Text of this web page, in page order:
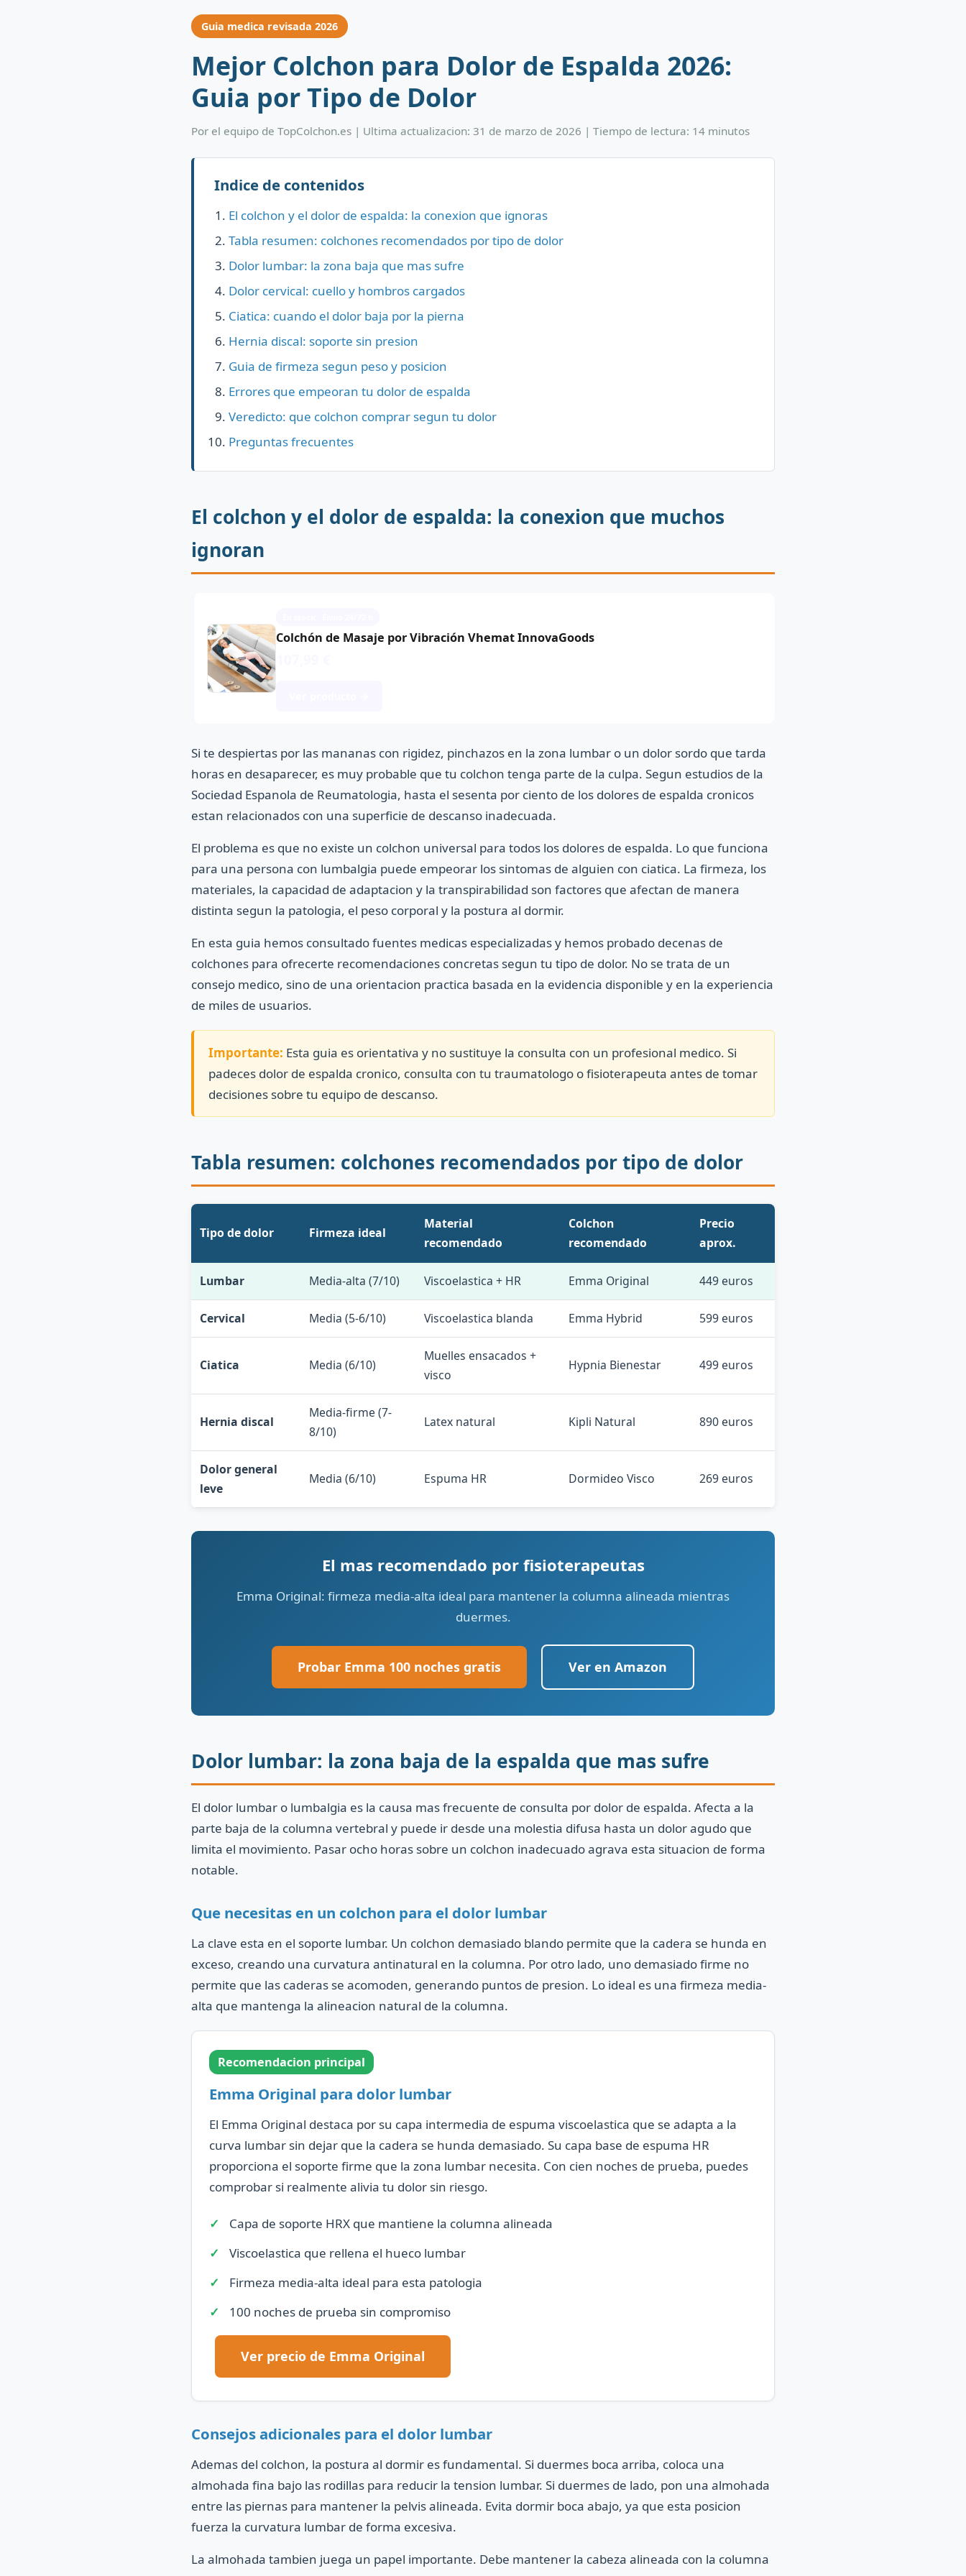
Guia medica revisada 2026
Mejor Colchon para Dolor de Espalda 2026:
Guia por Tipo de Dolor
Por el equipo de TopColchon.es | Ultima actualizacion: 31 de marzo de 2026 | Tiempo de lectura: 14 minutos
Indice de contenidos
El colchon y el dolor de espalda: la conexion que ignoras
Tabla resumen: colchones recomendados por tipo de dolor
Dolor lumbar: la zona baja que mas sufre
Dolor cervical: cuello y hombros cargados
Ciatica: cuando el dolor baja por la pierna
Hernia discal: soporte sin presion
Guia de firmeza segun peso y posicion
Errores que empeoran tu dolor de espalda
Veredicto: que colchon comprar segun tu dolor
Preguntas frecuentes
El colchon y el dolor de espalda: la conexion que muchos
ignoran
Colchón de Masaje por Vibración Vhemat InnovaGoods
Si te despiertas por las mananas con rigidez, pinchazos en la zona lumbar o un dolor sordo que tarda
horas en desaparecer, es muy probable que tu colchon tenga parte de la culpa. Segun estudios de la
Sociedad Espanola de Reumatologia, hasta el sesenta por ciento de los dolores de espalda cronicos
estan relacionados con una superficie de descanso inadecuada.
El problema es que no existe un colchon universal para todos los dolores de espalda. Lo que funciona
para una persona con lumbalgia puede empeorar los sintomas de alguien con ciatica. La firmeza, los
materiales, la capacidad de adaptacion y la transpirabilidad son factores que afectan de manera
distinta segun la patologia, el peso corporal y la postura al dormir.
En esta guia hemos consultado fuentes medicas especializadas y hemos probado decenas de
colchones para ofrecerte recomendaciones concretas segun tu tipo de dolor. No se trata de un
consejo medico, sino de una orientacion practica basada en la evidencia disponible y en la experiencia
de miles de usuarios.
Importante: Esta guia es orientativa y no sustituye la consulta con un profesional medico. Si
padeces dolor de espalda cronico, consulta con tu traumatologo o fisioterapeuta antes de tomar
decisiones sobre tu equipo de descanso.
Tabla resumen: colchones recomendados por tipo de dolor
Tipo de dolor Firmeza ideal
Material
recomendado
Colchon
recomendado
Precio
aprox.
Lumbar Media-alta (7/10) Viscoelastica + HR Emma Original 449 euros
Cervical Media (5-6/10) Viscoelastica blanda Emma Hybrid 599 euros
Ciatica Media (6/10)
Muelles ensacados +
visco
Hypnia Bienestar 499 euros
Hernia discal
Media-firme (7-
8/10)
Latex natural Kipli Natural 890 euros
Dolor general
leve
Media (6/10) Espuma HR Dormideo Visco 269 euros
El mas recomendado por fisioterapeutas
Emma Original: firmeza media-alta ideal para mantener la columna alineada mientras
duermes.
Probar Emma 100 noches gratis Ver en Amazon
Dolor lumbar: la zona baja de la espalda que mas sufre
El dolor lumbar o lumbalgia es la causa mas frecuente de consulta por dolor de espalda. Afecta a la
parte baja de la columna vertebral y puede ir desde una molestia difusa hasta un dolor agudo que
limita el movimiento. Pasar ocho horas sobre un colchon inadecuado agrava esta situacion de forma
notable.
Que necesitas en un colchon para el dolor lumbar
La clave esta en el soporte lumbar. Un colchon demasiado blando permite que la cadera se hunda en
exceso, creando una curvatura antinatural en la columna. Por otro lado, uno demasiado firme no
permite que las caderas se acomoden, generando puntos de presion. Lo ideal es una firmeza media-
alta que mantenga la alineacion natural de la columna.
Recomendacion principal
Emma Original para dolor lumbar
El Emma Original destaca por su capa intermedia de espuma viscoelastica que se adapta a la
curva lumbar sin dejar que la cadera se hunda demasiado. Su capa base de espuma HR
proporciona el soporte firme que la zona lumbar necesita. Con cien noches de prueba, puedes
comprobar si realmente alivia tu dolor sin riesgo.
Capa de soporte HRX que mantiene la columna alineada
Viscoelastica que rellena el hueco lumbar
Firmeza media-alta ideal para esta patologia
100 noches de prueba sin compromiso
Ver precio de Emma Original
Consejos adicionales para el dolor lumbar
Ademas del colchon, la postura al dormir es fundamental. Si duermes boca arriba, coloca una
almohada fina bajo las rodillas para reducir la tension lumbar. Si duermes de lado, pon una almohada
entre las piernas para mantener la pelvis alineada. Evita dormir boca abajo, ya que esta posicion
fuerza la curvatura lumbar de forma excesiva.
La almohada tambien juega un papel importante. Debe mantener la cabeza alineada con la columna